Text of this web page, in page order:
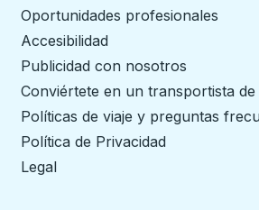
Oportunidades profesionales
Accesibilidad
Publicidad con nosotros
Conviértete en un transportista de
Políticas de viaje y preguntas
Política de Privacidad
Legal